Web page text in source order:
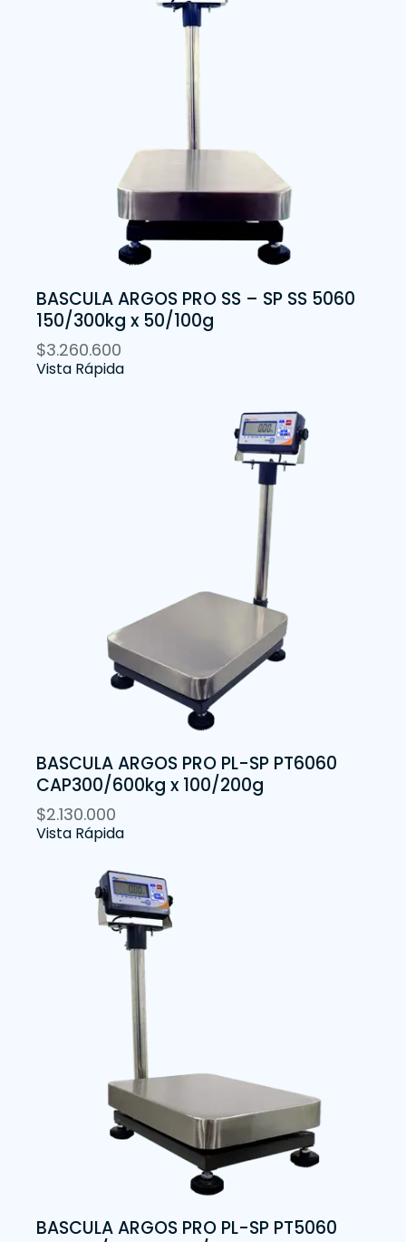
BASCULA ARGOS PRO SS – SP SS 5060
150/300kg x 50/100g
$3.260.600
Vista Rápida
BASCULA ARGOS PRO PL-SP PT6060
CAP300/600kg x 100/200g
$2.130.000
Vista Rápida
BASCULA ARGOS PRO PL-SP PT5060